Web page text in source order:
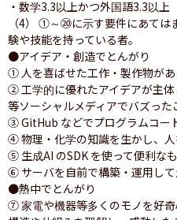
・数学3.3以上かつ外国語3.3以上
（4） ①～⑳に示す要件にあては
験や技能を持っている者。
●アイデア・創造でとんがり
① 人を喜ばせた工作・製作物があ
② 工学的に優れたアイデアが主
等ソーシャルメディアでバズった
③ GitHub などでプログラムコー
④ 物理・化学の知識を生かし、
⑤ 生成AI のSDK を使って便利な
⑥ サーバを自前で構築・運用し
●熱中でとんがり
⑦ 家電や機器等多くのモノを好